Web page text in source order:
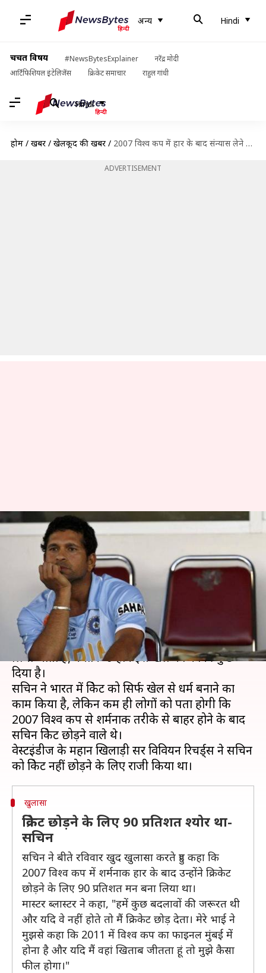
अन्य Hindi
चर्चित विषय #NewsBytesExplainer
नरेंद्र मोदी
आर्टिफिशियल इंटेलिजेंस
क्रिकेट समाचार राहुल गांधी
Hindi
होम / खबरें / खेलकूद की खबरें / 2007 विश्व कप में हार के बाद संन्यास लेने वाले थे सचिन, इस खिलाड़ी ने रोका
ADVERTISEMENT
2007 विश्व कप में हार के बाद
संन्यास लेने वाले थे सचिन, इस
खिलाड़ी ने रोका
Neeraj Pandey Jun 03, 2019 03:14 pm
क्या है खबर?
क्रिकेट की बात होती है तो सचिन तेंदुलकर का नाम जरूर
लिया जाता है, क्योंकि उन्होंने इस खेल को काफी कुछ
दिया है।
सचिन ने भारत में क्रिकेट को सिर्फ खेल से धर्म बनाने का
काम किया है, लेकिन कम ही लोगों को पता होगी कि
2007 विश्व कप से शर्मनाक तरीके से बाहर होने के बाद
सचिन क्रिकेट छोड़ने वाले थे।
वेस्टइंडीज के महान खिलाड़ी सर विवियन रिचर्ड्स ने सचिन
खुलासा
क्रिकेट छोड़ने के लिए 90 प्रतिशत श्योर था-
सचिन
सचिन ने बीते रविवार खुद खुलासा करते हुए कहा कि
2007 विश्व कप में शर्मनाक हार के बाद उन्होंने क्रिकेट
छोड़ने के लिए 90 प्रतिशत मन बना लिया था।
मास्टर ब्लास्टर ने कहा, "हमें कुछ बदलावों की जरूरत थी
और यदि वे नहीं होते तो मैं क्रिकेट छोड़ देता। मेरे भाई ने
मुझसे कहा कि 2011 में विश्व कप का फाइनल मुंबई में
होना है और यदि मैं वहां खिताब जीतता हूं तो मुझे कैसा
फील होगा।"